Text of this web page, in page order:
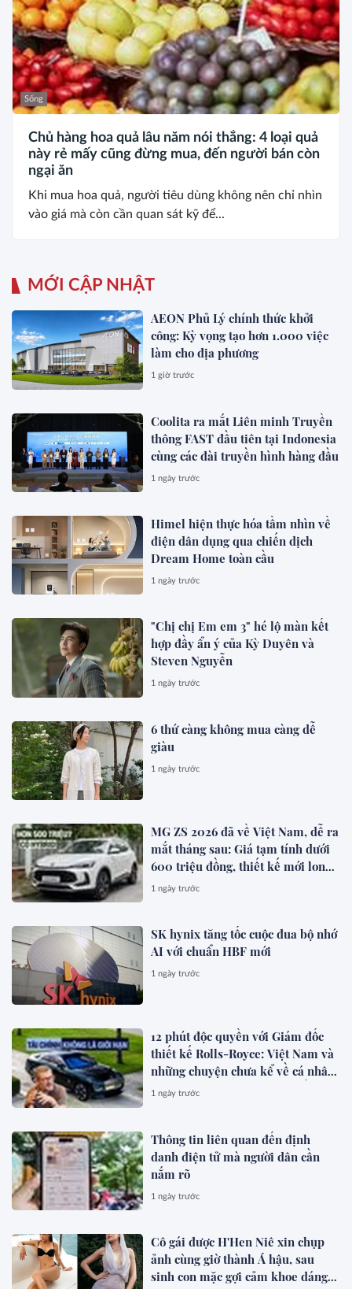
Sống
Chủ hàng hoa quả lâu năm nói thẳng: 4 loại quả
này rẻ mấy cũng đừng mua, đến người bán còn
ngại ăn
Khi mua hoa quả, người tiêu dùng không nên chỉ nhìn
vào giá mà còn cần quan sát kỹ để...
MỚI CẬP NHẬT
AEON Phủ Lý chính thức khởi
công: Kỳ vọng tạo hơn 1.000 việc
làm cho địa phương
1 giờ trước
Coolita ra mắt Liên minh Truyền
thông FAST đầu tiên tại Indonesia
cùng các đài truyền hình hàng đầu
1 ngày trước
Himel hiện thực hóa tầm nhìn về
điện dân dụng qua chiến dịch
Dream Home toàn cầu
1 ngày trước
"Chị chị Em em 3" hé lộ màn kết
hợp đầy ẩn ý của Kỳ Duyên và
Steven Nguyễn
1 ngày trước
6 thứ càng không mua càng dễ
giàu
1 ngày trước
MG ZS 2026 đã về Việt Nam, dễ ra
mắt tháng sau: Giá tạm tính dưới
600 triệu đồng, thiết kế mới long
lanh hơn, có hybrid, ADAS cạnh
1 ngày trước
SK hynix tăng tốc cuộc đua bộ nhớ
AI với chuẩn HBF mới
1 ngày trước
12 phút độc quyền với Giám đốc
thiết kế Rolls-Royce: Việt Nam và
những chuyện chưa kể về cá nhân
hóa cho giới siêu giàu toàn cầu
1 ngày trước
Thông tin liên quan đến định
danh điện tử mà người dân cần
nắm rõ
1 ngày trước
Cô gái được H'Hen Niê xin chụp
ảnh cùng giờ thành Á hậu, sau
sinh con mặc gợi cảm khoe dáng